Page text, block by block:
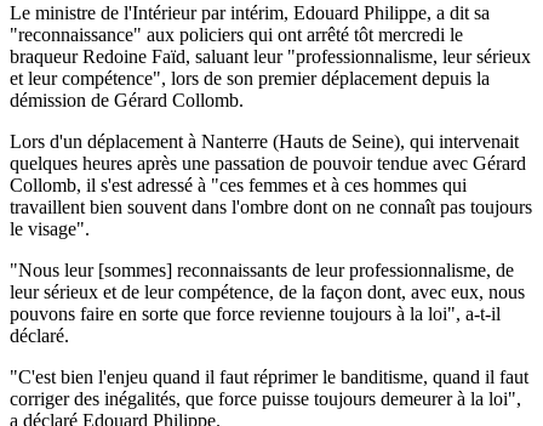
Le ministre de l'Intérieur par intérim, Edouard Philippe, a dit sa
"reconnaissance" aux policiers qui ont arrêté tôt mercredi le
braqueur Redoine Faïd, saluant leur "professionnalisme, leur sérieux
et leur compétence", lors de son premier déplacement depuis la
démission de Gérard Collomb.
Lors d'un déplacement à Nanterre (Hauts de Seine), qui intervenait
quelques heures après une passation de pouvoir tendue avec Gérard
Collomb, il s'est adressé à "ces femmes et à ces hommes qui
travaillent bien souvent dans l'ombre dont on ne connaît pas toujours
le visage".
"Nous leur [sommes] reconnaissants de leur professionnalisme, de
leur sérieux et de leur compétence, de la façon dont, avec eux, nous
pouvons faire en sorte que force revienne toujours à la loi", a-t-il
déclaré.
"C'est bien l'enjeu quand il faut réprimer le banditisme, quand il faut
corriger des inégalités, que force puisse toujours demeurer à la loi",
a déclaré Edouard Philippe.